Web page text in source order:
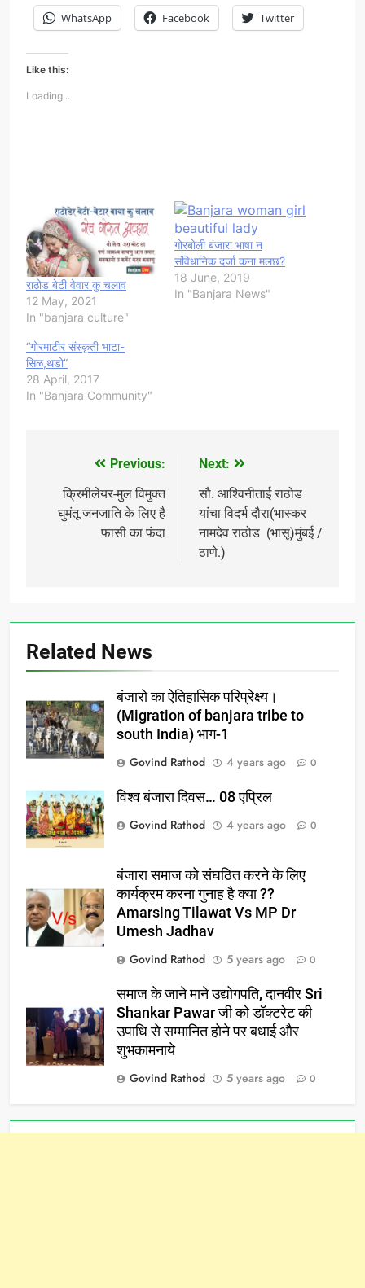
WhatsApp Facebook Twitter
Like this:
Loading...
राठोड बेटी वेवार कु चलाव
12 May, 2021
In "banjara culture"
गोरबोली बंजारा भाषा न
संविधानिक दर्जा कना मलछ?
18 June, 2019
In "Banjara News"
“गोरमाटीर संस्कृती भाटा-
सिळ,थडो”
28 April, 2017
In "Banjara Community"
navigation
Previous:
क्रिमीलेयर-मुल विमुक्त
घुमंतू जनजाति के लिए है
फासी का फंदा
Next:
​सौ. आश्विनीताई राठोड
यांचा विदर्भ दौरा(भास्कर
नामदेव राठोड (भासू)मुंबई /
ठाणे.)
Related News
बंजारो का ऐतिहासिक परिप्रेक्ष्य।
(Migration of banjara tribe to
south India) भाग-1
Govind Rathod
4 years ago 0
विश्व बंजारा दिवस… 08 एप्रिल
Govind Rathod
4 years ago 0
बंजारा समाज को संघठित करने के लिए
कार्यक्रम करना गुनाह है क्या ??
Amarsing Tilawat Vs MP Dr
Umesh Jadhav
Govind Rathod
5 years ago 0
समाज के जाने माने उद्योगपति, दानवीर Sri
Shankar Pawar जी को डॉक्टरेट की
उपाधि से सम्मानित होने पर बधाई और
शुभकामनाये
Govind Rathod
5 years ago 0